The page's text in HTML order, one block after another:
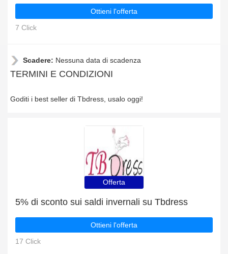
Ottieni l'offerta
7 Click
Scadere: Nessuna data di scadenza
TERMINI E CONDIZIONI
Goditi i best seller di Tbdress, usalo oggi!
Offerta
5% di sconto sui saldi invernali su Tbdress
Ottieni l'offerta
17 Click